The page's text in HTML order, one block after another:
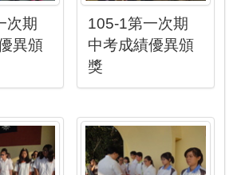
次期
異頒
105-1第一次期
中考成績優異頒
獎